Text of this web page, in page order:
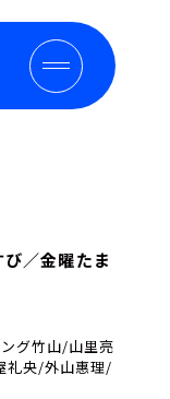
／金曜たま
グ竹山/山里亮
礼央/外山惠理/